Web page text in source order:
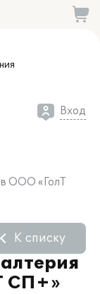
Вход
ООО «ГолТ
СП+»
К списку